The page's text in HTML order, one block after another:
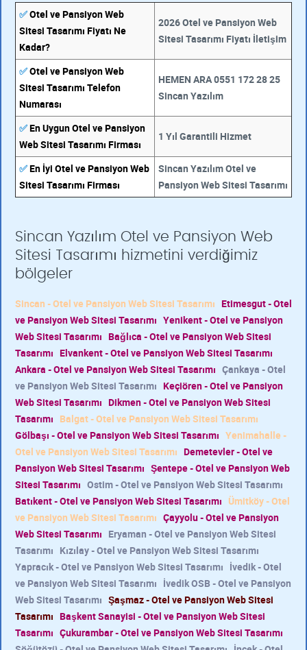
✅Otel ve Pansiyon Web
Sitesi Tasarımı Fiyatı Ne
Kadar?
2026 Otel ve Pansiyon Web
Sitesi Tasarımı Fiyatı İletişim
✅Otel ve Pansiyon Web
Sitesi Tasarımı Telefon
Numarası
HEMEN ARA 0551 172 28 25
Sincan Yazılım
✅En Uygun Otel ve Pansiyon
Web Sitesi Tasarımı Firması
1 Yıl Garantili Hizmet
✅En İyi Otel ve Pansiyon Web
Sitesi Tasarımı Firması
Sincan Yazılım Otel ve
Pansiyon Web Sitesi Tasarımı
Sincan Yazılım Otel ve Pansiyon Web
Sitesi Tasarımı hizmetini verdiğimiz
bölgeler
Sincan - Otel ve Pansiyon Web Sitesi Tasarımı Etimesgut - Otel
ve Pansiyon Web Sitesi Tasarımı Yenikent - Otel ve Pansiyon
Web Sitesi Tasarımı Bağlıca - Otel ve Pansiyon Web Sitesi
Tasarımı Elvankent - Otel ve Pansiyon Web Sitesi Tasarımı
Ankara - Otel ve Pansiyon Web Sitesi Tasarımı Çankaya - Otel
ve Pansiyon Web Sitesi Tasarımı Keçiören - Otel ve Pansiyon
Web Sitesi Tasarımı Dikmen - Otel ve Pansiyon Web Sitesi
Tasarımı Balgat - Otel ve Pansiyon Web Sitesi Tasarımı
Gölbaşı - Otel ve Pansiyon Web Sitesi Tasarımı Yenimahalle -
Otel ve Pansiyon Web Sitesi Tasarımı Demetevler - Otel ve
Pansiyon Web Sitesi Tasarımı Şentepe - Otel ve Pansiyon Web
Sitesi Tasarımı Ostim - Otel ve Pansiyon Web Sitesi Tasarımı
Batıkent - Otel ve Pansiyon Web Sitesi Tasarımı Ümitköy - Otel
ve Pansiyon Web Sitesi Tasarımı Çayyolu - Otel ve Pansiyon
Web Sitesi Tasarımı Eryaman - Otel ve Pansiyon Web Sitesi
Tasarımı Kızılay - Otel ve Pansiyon Web Sitesi Tasarımı
Yapracık - Otel ve Pansiyon Web Sitesi Tasarımı İvedik - Otel
ve Pansiyon Web Sitesi Tasarımı İvedik OSB - Otel ve Pansiyon
Web Sitesi Tasarımı Şaşmaz - Otel ve Pansiyon Web Sitesi
Tasarımı Başkent Sanayisi - Otel ve Pansiyon Web Sitesi
Tasarımı Çukurambar - Otel ve Pansiyon Web Sitesi Tasarımı